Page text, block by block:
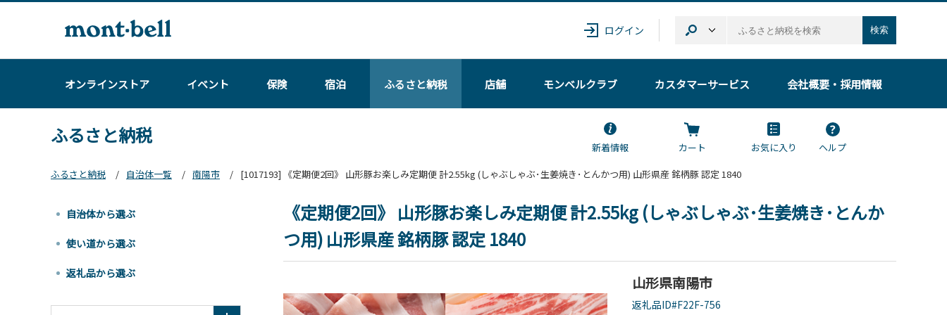
ログイン 検索
オンラインストア イベント 保険 宿泊 ふるさと納税 店舗 モンベルクラブ カスタマーサービス 会社概要・採用情報
ふるさと納税
新着情報 カート お気に入り
ヘルプ
ふるさと納税
自治体一覧 南陽市 [1017193] 《定期便2回》 山形豚お楽しみ定期便 計2.55kg (しゃぶしゃぶ･生姜焼き･とんかつ用) 山形県産 銘柄豚 認定 1840
《定期便2回》 山形豚お楽しみ定期便 計2.55kg (しゃぶしゃぶ･生姜焼き･とんか
つ用) 山形県産 銘柄豚 認定 1840
山形県南陽市
返礼品ID#F22F-756
自治体から選ぶ
使い道から選ぶ
返礼品から選ぶ